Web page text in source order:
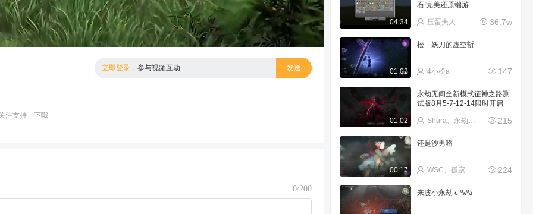
高清
倍数
立即登录，参与视频互动 发送
注支持一下哦
0/200
04:34
石!完美还原端游
36.7w
压蛋夫人
01:02
松---妖刀的虚空斩
147
4小松a
01:02
永劫无间全新模式征神之路测
试版8月5-7-12-14限时开启
215
Shura、永劫无间PVE
00:17
还是沙男咯
224
WSC、孤寂
来波小永劫 ૮ ºﻌºა